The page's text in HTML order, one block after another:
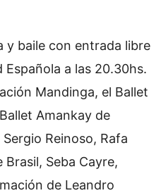
y baile con entrada libre
a las 20.30hs.
Mandinga, el Ballet
Amankay de
Reinoso, Rafa
Seba Cayre,
de Leandro